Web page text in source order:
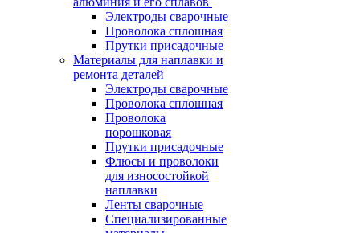
Электроды сварочные
Проволока сплошная
Прутки присадочные
Материалы для наплавки и
ремонта деталей
Электроды сварочные
Проволока сплошная
Проволока
порошковая
Прутки присадочные
Флюсы и проволоки
для износостойкой
наплавки
Ленты сварочные
Специализированные